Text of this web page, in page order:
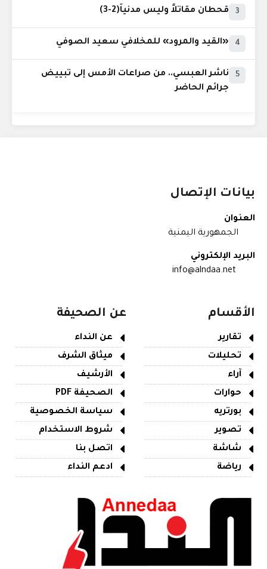
3 قحطان مقاتلاً وليس مدنياً(2-3)
4 «القيد والمرود» للمخلافي سعيد الصوفي
5
ناشر العبسي.. من صراعات الأمس إلى تبييض
جرائم الحاضر
بيانات الإتصال
العنوان
الجمهورية اليمنية
البريد الإلكتروني
info@alndaa.net
الأقسام
تقارير
تحليلات
آراء
حوارات
بورتريه
تصوير
شاشة
رياضة
عن الصحيفة
عن النداء
ميثاق الشرف
الأرشيف
الصحيفة PDF
سياسة الخصوصية
شروط الاستخدام
اتصل بنا
ادعم النداء